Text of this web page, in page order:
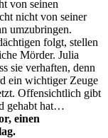
von seinen
nicht von seiner
umzubringen.
folgt, stellen
Mörder. Julia
sie verhaften, denn
ein wichtiger Zeuge
Offensichtlich gibt
gehabt hat…
einen